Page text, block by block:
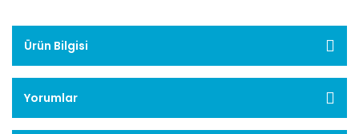
Ürün Bilgisi
Yorumlar